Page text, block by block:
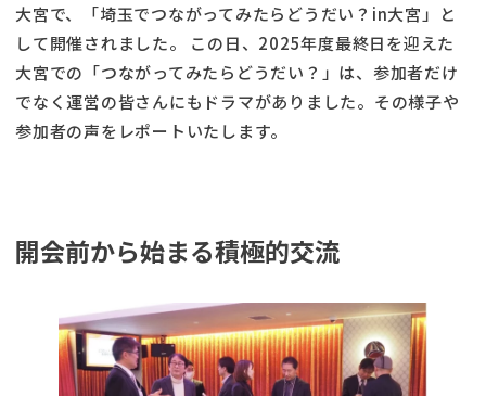
大宮で、「埼玉でつながってみたらどうだい？in大宮」と
して開催されました。 この日、2025年度最終日を迎えた
大宮での「つながってみたらどうだい？」は、参加者だけ
でなく運営の皆さんにもドラマがありました。その様子や
参加者の声をレポートいたします。
開会前から始まる積極的交流